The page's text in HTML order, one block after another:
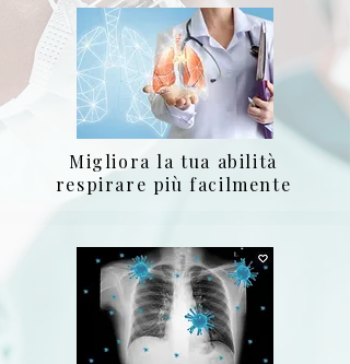
Migliora la tua abilità
respirare più facilmente